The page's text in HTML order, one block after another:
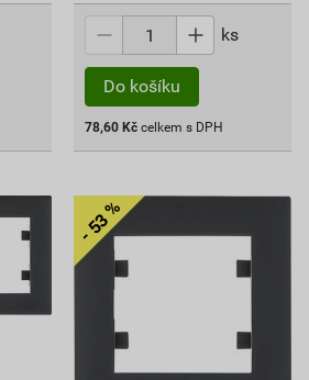
ks
Do košíku
78,60 Kč celkem s DPH